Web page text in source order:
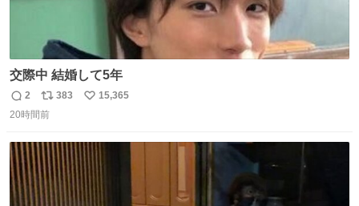
交際中 結婚して5年
返
信
2
リ
ポ
ト
数
383
い
数
15,365
20時間前